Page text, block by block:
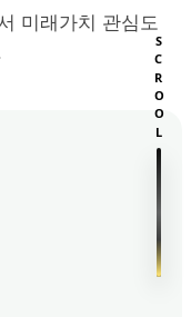
미래가치 관심도
SCROOL